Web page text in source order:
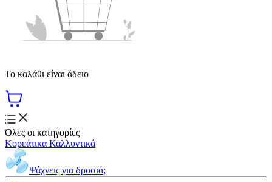
Το καλάθι είναι άδειο
Όλες οι κατηγορίες
Κορεάτικα Καλλυντικά
Ψάχνεις για δροσιά;